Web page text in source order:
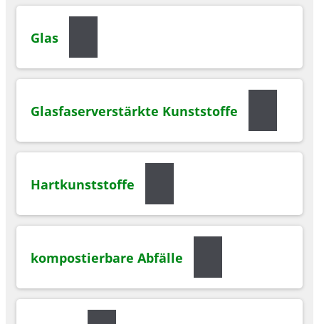
Glas
Glasfaserverstärkte Kunststoffe
Hartkunststoffe
kompostierbare Abfälle